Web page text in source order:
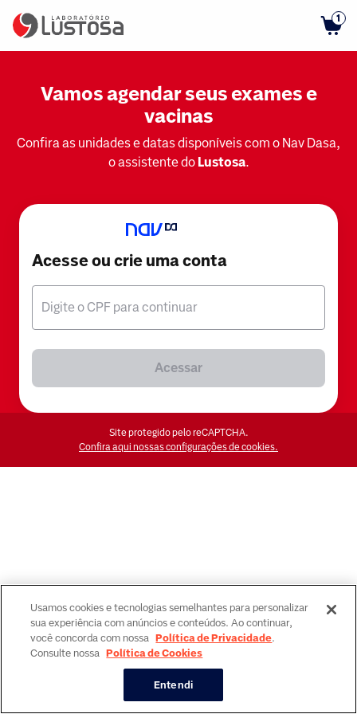
1
Vamos agendar seus exames e
vacinas
Confira as unidades e datas disponíveis com o Nav Dasa,
o assistente do Lustosa.
Acesse ou crie uma conta
Digite o CPF para continuar
Acessar
Site protegido pelo reCAPTCHA.
Confira aqui nossas configurações de cookies.
Usamos cookies e tecnologias semelhantes para personalizar
sua experiência com anúncios e conteúdos. Ao continuar,
você concorda com nossa Política de Privacidade.
Consulte nossa Política de Cookies
Entendi